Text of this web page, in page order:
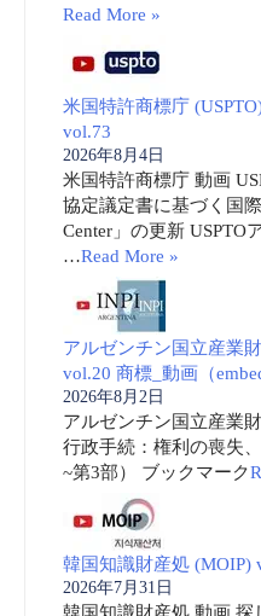
Read More »
米国特許商標庁
vol.73
2026年8月4日
米国特許商標庁 動画
協定議定書に基づく国
Center」の更新 USPTO
…Read More »
アルゼンチン国立産業
vol.20 商標_動画（
2026年8月2日
アルゼンチン国立産業
行政手続：権利の喪失
~第3部） ブックマーク
韓国知識財産処 (MOIP)
2026年7月31日
韓国知識財産処 動画 探